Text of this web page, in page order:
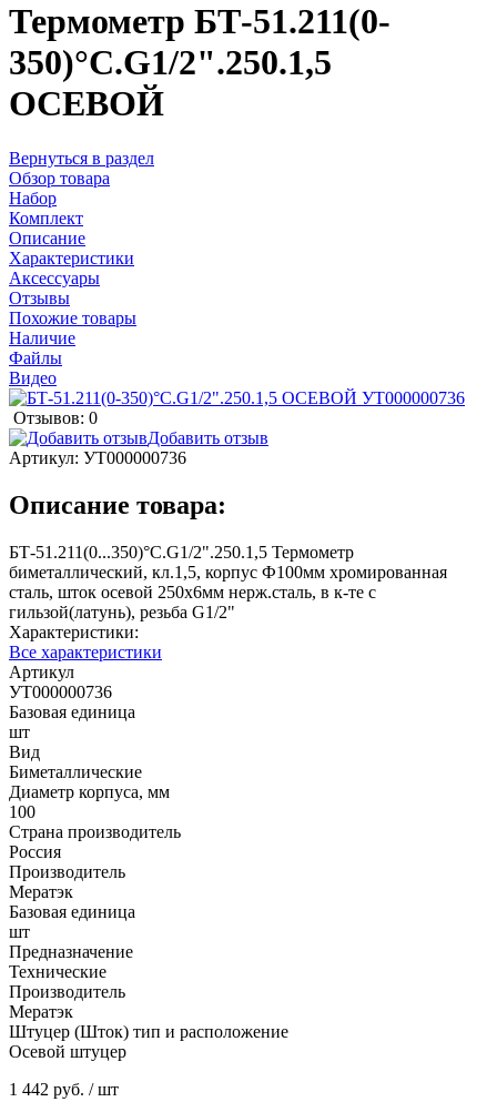
Термометр БТ-51.211(0-
350)°С.G1/2".250.1,5
ОСЕВОЙ
Вернуться в раздел
Обзор товара
Набор
Комплект
Описание
Характеристики
Аксессуары
Отзывы
Похожие товары
Наличие
Файлы
Видео
Отзывов: 0
Добавить отзыв
Артикул: УТ000000736
Описание товара:
БТ-51.211(0...350)°С.G1/2".250.1,5 Термометр
биметаллический, кл.1,5, корпус Ф100мм хромированная
сталь, шток осевой 250х6мм нерж.сталь, в к-те с
гильзой(латунь), резьба G1/2"
Характеристики:
Все характеристики
Артикул
УТ000000736
Базовая единица
шт
Вид
Биметаллические
Диаметр корпуса, мм
100
Страна производитель
Россия
Производитель
Мератэк
Базовая единица
шт
Предназначение
Технические
Производитель
Мератэк
Штуцер (Шток) тип и расположение
Осевой штуцер
1 442 руб. / шт